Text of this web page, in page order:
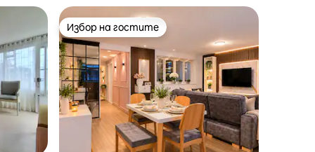
Избор на гостите
Избор на гостите